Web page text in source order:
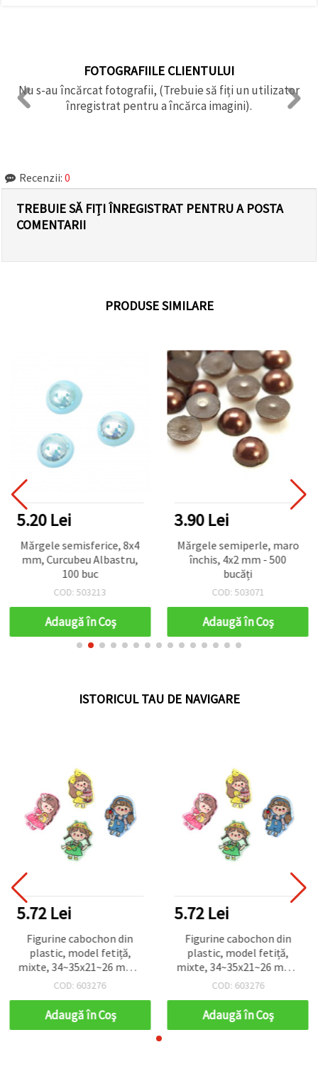
FOTOGRAFIILE CLIENTULUI
Nu s-au încărcat fotografii, (Trebuie să fiți un utilizator
înregistrat pentru a încărca imagini).
Recenzii: 0
TREBUIE SĂ FIȚI ÎNREGISTRAT PENTRU A POSTA
COMENTARII
PRODUSE SIMILARE
5.20 Lei
Mărgele semisferice, 8x4
mm, Curcubeu Albastru,
100 buc
COD: 503213
Adaugă în Coş
3.90 Lei
Mărgele semiperle, maro
închis, 4x2 mm - 500
bucăți
COD: 503071
Adaugă în Coş
ISTORICUL TAU DE NAVIGARE
5.72 Lei
Figurine cabochon din
plastic, model fetiță,
mixte, 34~35x21~26 mm -
4 buc.
COD: 603276
Adaugă în Coş
5.72 Lei
Figurine cabochon din
plastic, model fetiță,
mixte, 34~35x21~26 mm -
4 buc.
COD: 603276
Adaugă în Coş